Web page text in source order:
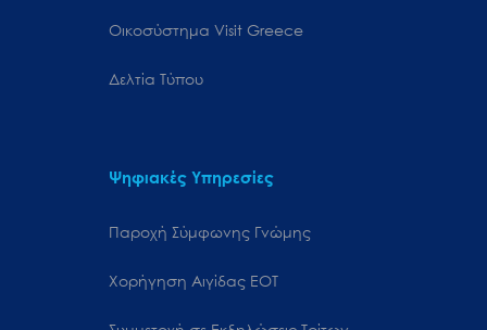
Oικοσύστημα Visit Greece
Δελτία Τύπου
Ψηφιακές Υπηρεσίες
Παροχή Σύμφωνης Γνώμης
Χορήγηση Αιγίδας ΕΟΤ